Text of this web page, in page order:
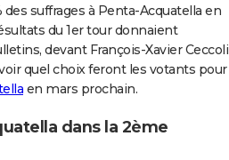
suffrages à Penta-Acquatella en
du 1er tour donnaient
devant François-Xavier Ceccoli
quel choix feront les votants pour
en mars prochain.
dans la 2ème